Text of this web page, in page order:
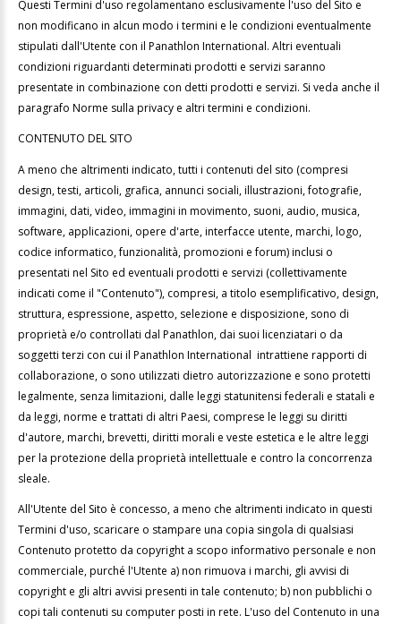
Questi Termini d'uso regolamentano esclusivamente l'uso del Sito e
non modificano in alcun modo i termini e le condizioni eventualmente
stipulati dall'Utente con il Panathlon International. Altri eventuali
condizioni riguardanti determinati prodotti e servizi saranno
presentate in combinazione con detti prodotti e servizi. Si veda anche il
paragrafo Norme sulla privacy e altri termini e condizioni.
CONTENUTO DEL SITO
A meno che altrimenti indicato, tutti i contenuti del sito (compresi
design, testi, articoli, grafica, annunci sociali, illustrazioni, fotografie,
immagini, dati, video, immagini in movimento, suoni, audio, musica,
software, applicazioni, opere d'arte, interfacce utente, marchi, logo,
codice informatico, funzionalità, promozioni e forum) inclusi o
presentati nel Sito ed eventuali prodotti e servizi (collettivamente
indicati come il "Contenuto"), compresi, a titolo esemplificativo, design,
struttura, espressione, aspetto, selezione e disposizione, sono di
proprietà e/o controllati dal Panathlon, dai suoi licenziatari o da
soggetti terzi con cui il Panathlon International intrattiene rapporti di
collaborazione, o sono utilizzati dietro autorizzazione e sono protetti
legalmente, senza limitazioni, dalle leggi statunitensi federali e statali e
da leggi, norme e trattati di altri Paesi, comprese le leggi su diritti
d'autore, marchi, brevetti, diritti morali e veste estetica e le altre leggi
per la protezione della proprietà intellettuale e contro la concorrenza
sleale.
All'Utente del Sito è concesso, a meno che altrimenti indicato in questi
Termini d'uso, scaricare o stampare una copia singola di qualsiasi
Contenuto protetto da copyright a scopo informativo personale e non
commerciale, purché l'Utente a) non rimuova i marchi, gli avvisi di
copyright e gli altri avvisi presenti in tale contenuto; b) non pubblichi o
copi tali contenuti su computer posti in rete. L'uso del Contenuto in una